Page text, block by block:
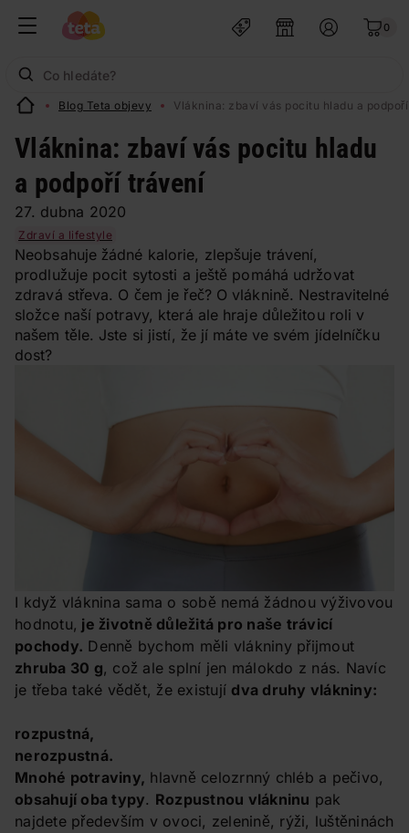
0
Blog Teta objevy Vláknina: zbaví vás pocitu hladu a
Vláknina: zbaví vás pocitu hladu
a podpoří trávení
27. dubna 2020
Zdraví a lifestyle
Neobsahuje žádné kalorie, zlepšuje trávení,
prodlužuje pocit sytosti a ještě pomáhá udržovat
zdravá střeva. O čem je řeč? O vláknině. Nestravitelné
složce naší potravy, která ale hraje důležitou roli v
našem těle. Jste si jistí, že jí máte ve svém jídelníčku
dost?
I když vláknina sama o sobě nemá žádnou výživovou
hodnotu, je životně důležitá pro naše trávicí
pochody. Denně bychom měli vlákniny přijmout
zhruba 30 g, což ale splní jen málokdo z nás. Navíc
je třeba také vědět, že existují dva druhy vlákniny:
rozpustná,
nerozpustná.
Mnohé potraviny, hlavně celozrnný chléb a pečivo,
obsahují oba typy. Rozpustnou vlákninu pak
najdete především v ovoci, zelenině, rýži, luštěninách